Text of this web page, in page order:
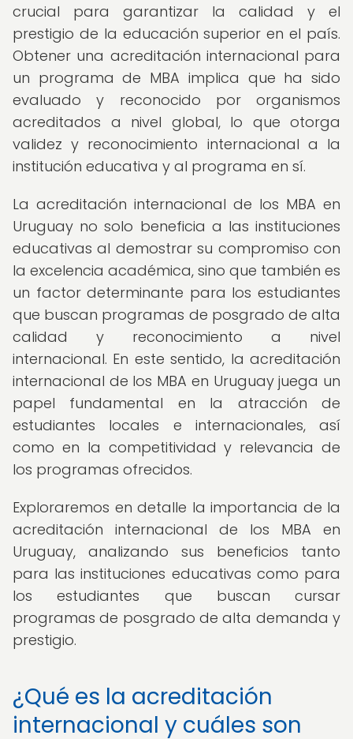
crucial para garantizar la calidad y el
prestigio de la educación superior en el país.
Obtener una acreditación internacional para
un programa de MBA implica que ha sido
evaluado y reconocido por organismos
acreditados a nivel global, lo que otorga
validez y reconocimiento internacional a la
institución educativa y al programa en sí.
La acreditación internacional de los MBA en
Uruguay no solo beneficia a las instituciones
educativas al demostrar su compromiso con
la excelencia académica, sino que también es
un factor determinante para los estudiantes
que buscan programas de posgrado de alta
calidad y reconocimiento a nivel
internacional. En este sentido, la acreditación
internacional de los MBA en Uruguay juega un
papel fundamental en la atracción de
estudiantes locales e internacionales, así
como en la competitividad y relevancia de
los programas ofrecidos.
Exploraremos en detalle la importancia de la
acreditación internacional de los MBA en
Uruguay, analizando sus beneficios tanto
para las instituciones educativas como para
los estudiantes que buscan cursar
programas de posgrado de alta demanda y
prestigio.
¿Qué es la acreditación
internacional y cuáles son